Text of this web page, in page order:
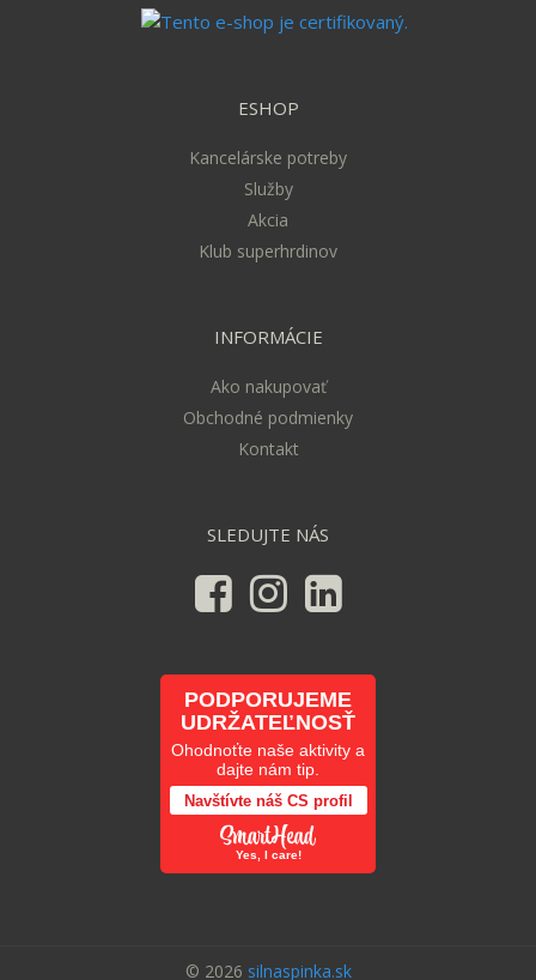
ESHOP
Kancelárske potreby
Služby
Akcia
Klub superhrdinov
INFORMÁCIE
Ako nakupovať
Obchodné podmienky
Kontakt
SLEDUJTE NÁS
PODPORUJEME
UDRŽATEĽNOSŤ
Ohodnoťte naše aktivity a
dajte nám tip.
Navštívte náš CS profil
Yes, I care!
© 2026 silnaspinka.sk